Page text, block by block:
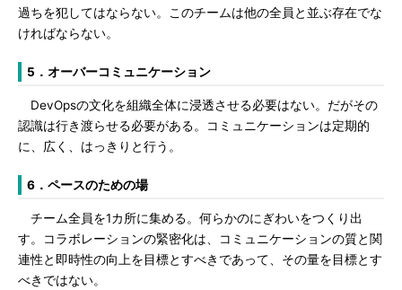
過ちを犯してはならない。このチームは他の全員と並ぶ存在でな
ければならない。
5．オーバーコミュニケーション
DevOpsの文化を組織全体に浸透させる必要はない。だがその
認識は行き渡らせる必要がある。コミュニケーションは定期的
に、広く、はっきりと行う。
6．ペースのための場
チーム全員を1カ所に集める。何らかのにぎわいをつくり出
す。コラボレーションの緊密化は、コミュニケーションの質と関
連性と即時性の向上を目標とすべきであって、その量を目標とす
べきではない。